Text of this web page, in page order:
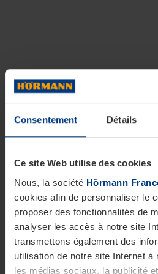
Consentement Détails
Ce site Web utilise des cookies
Nous, la société Hörmann
cookies afin de personnaliser le
proposer des fonctionnalités de
analyser les accès à notre site
transmettons également des
utilisation de notre site Internet à
les médias sociaux, la publicité